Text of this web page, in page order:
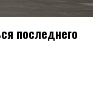
последнего